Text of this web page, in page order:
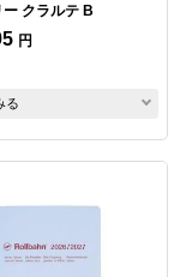
クラルテ B
円
る